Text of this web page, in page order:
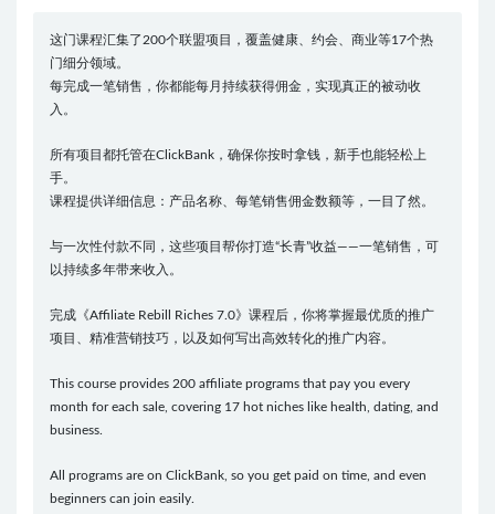
这门课程汇集了200个联盟项目，覆盖健康、约会、商业等17个热
门细分领域。
每完成一笔销售，你都能每月持续获得佣金，实现真正的被动收
入。
所有项目都托管在ClickBank，确保你按时拿钱，新手也能轻松上
手。
课程提供详细信息：产品名称、每笔销售佣金数额等，一目了然。
与一次性付款不同，这些项目帮你打造“长青”收益——一笔销售，可
以持续多年带来收入。
完成《Affiliate Rebill Riches 7.0》课程后，你将掌握最优质的推广
项目、精准营销技巧，以及如何写出高效转化的推广内容。
This course provides 200 affiliate programs that pay you every
month for each sale, covering 17 hot niches like health, dating, and
business.
All programs are on ClickBank, so you get paid on time, and even
beginners can join easily.